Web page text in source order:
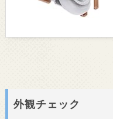
外観チェック